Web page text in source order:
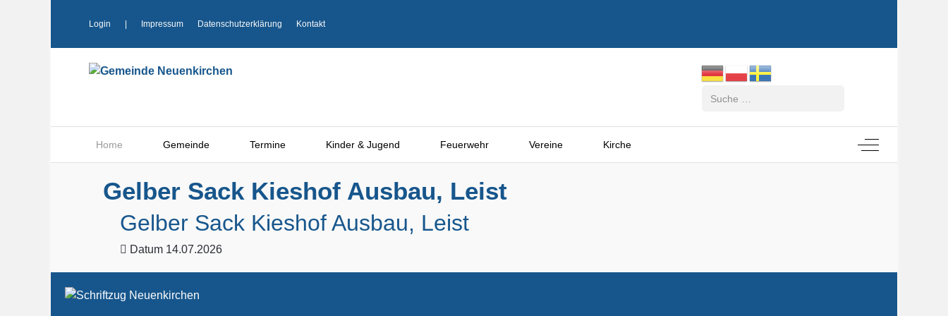
Login Impressum Datenschutzerklärung Kontakt
Home Gemeinde Termine Kinder & Jugend Feuerwehr Vereine Kirche Off-Canvas
Gelber Sack Kieshof Ausbau, Leist
Gelber Sack Kieshof Ausbau, Leist
Datum 14.07.2026